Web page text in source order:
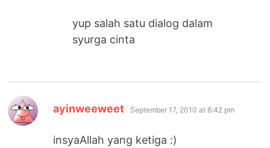
yup salah satu dialog dalam
syurga cinta
ayinweeweet says:
September 17, 2010 at 6:42 pm
insyaAllah yang ketiga :)